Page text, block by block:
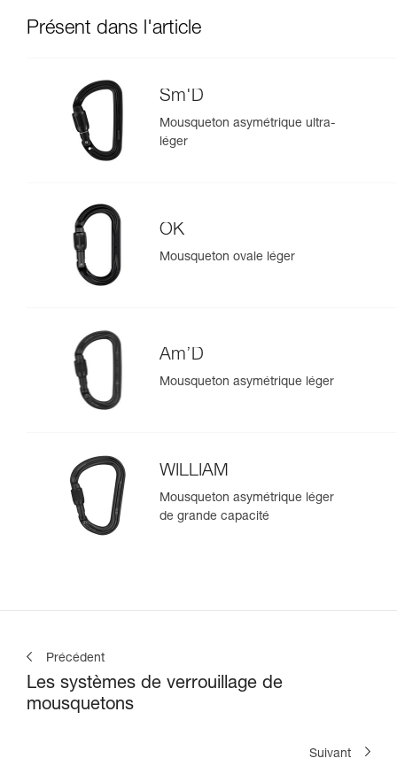
Présent dans l'article
Sm'D
Mousqueton asymétrique ultra-
léger
OK
Mousqueton ovale léger
Am’D
Mousqueton asymétrique léger
WILLIAM
Mousqueton asymétrique léger
de grande capacité
Précédent
Les systèmes de verrouillage de
mousquetons
Suivant